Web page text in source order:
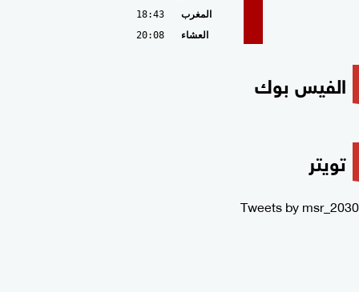
المغرب
18:43
العشاء
20:08
الفيس بوك
تويتر
Tweets by msr_2030